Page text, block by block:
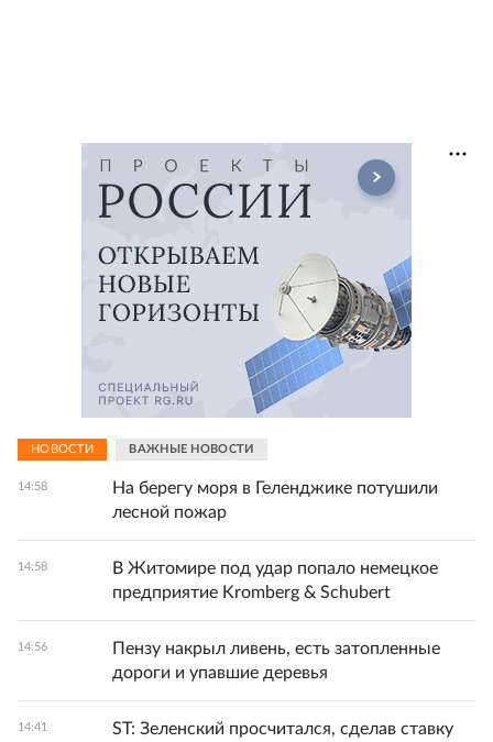
НОВОСТИ ВАЖНЫЕ НОВОСТИ
14:58
На берегу моря в Геленджике потушили
лесной пожар
14:58
В Житомире под удар попало немецкое
предприятие Kromberg & Schubert
14:56
Пензу накрыл ливень, есть затопленные
дороги и упавшие деревья
14:41
ST: Зеленский просчитался, сделав ставку